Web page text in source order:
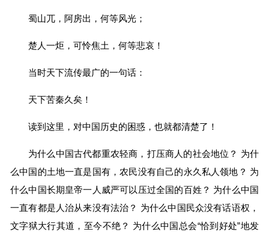
蜀山兀，阿房出，何等风光；
楚人一炬，可怜焦土，何等悲哀！
当时天下流传最广的一句话：
天下苦秦久矣！
读到这里，对中国历史的困惑，也就都清楚了！
为什么中国古代都重农轻商，打压商人的社会地位？ 为什
么中国的土地一直是国有，农民没有自己的永久私人领地？ 为
什么中国长期皇帝一人威严可以压过全国的百姓？ 为什么中国
一直有都是人治从来没有法治？ 为什么中国民众没有话语权，
文字狱大行其道，至今不绝？ 为什么中国总会“恰到好处”地发